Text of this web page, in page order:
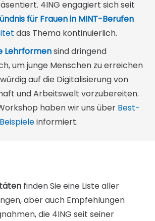
4ING engagiert sich seit
für Frauen in MINT-Berufen
das Thema kontinuierlich.
Lehrformensind dringend
um junge Menschen zu erreichen
auf die Digitalisierung von
und Arbeitswelt vorzubereiten.
haben wir uns über Best-
informiert.
finden Sie eine Liste aller
aber auch Empfehlungen
die 4ING seit seiner